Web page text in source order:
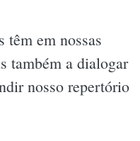
têm em nossas
também a dialogar
nosso repertório